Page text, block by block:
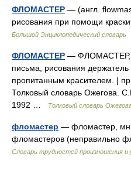
ФЛОМАСТЕР — (англ.
рисования при помощи
Большой Энциклопедический словарь
ФЛОМАСТЕР — ФЛОМАСТЕР,
письма, рисования
пропитанным красителем. |
Толковый словарь Ожегова.
1992 …
Толковый словарь
фломастер — фломастер,
фломастеров (неправильно
Словарь трудностей произношения и